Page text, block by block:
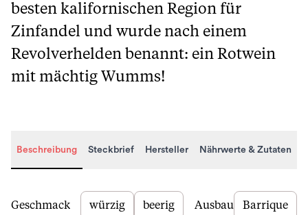
besten kalifornischen Region für
Zinfandel und wurde nach einem
Revolverhelden benannt: ein Rotwein
mit mächtig Wumms!
Beschreibung Steckbrief Hersteller Nährwerte & Zutaten
Beschreibung
Geschmack würzig beerig Ausbau Barrique